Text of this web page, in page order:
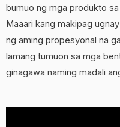
bumuo ng mga produkto sa
Maaari kang makipag
ng aming propesyonal na
lamang tumuon sa mga
ginagawa naming madali